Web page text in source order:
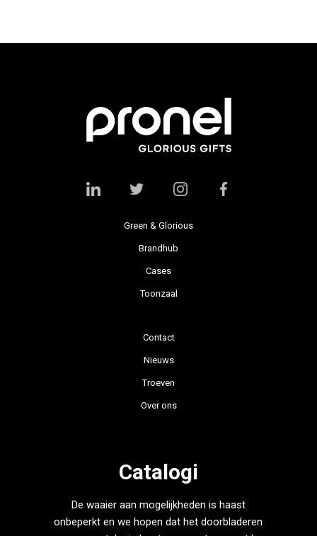
Green & Glorious
Brandhub
Cases
Toonzaal
Contact
Nieuws
Troeven
Over ons
Catalogi
De waaier aan mogelijkheden is haast
onbeperkt en we hopen dat het doorbladeren